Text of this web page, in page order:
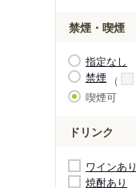
禁煙・喫煙
指定なし
禁煙
喫煙可
ドリンク
ワインあり
焼酎あり